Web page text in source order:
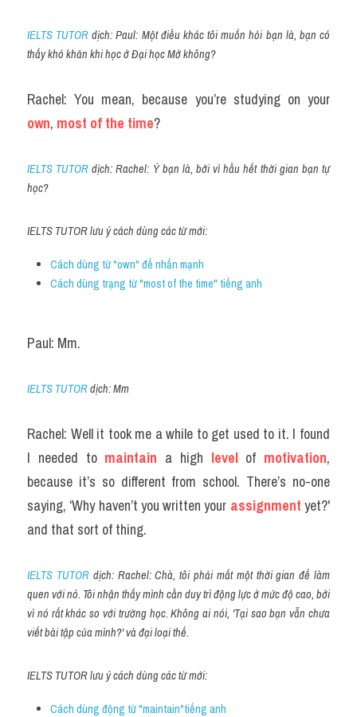
IELTS Advice
Listening
Speaking
Writing
Đề thi thật IELTS
Vocabulary
Business
IELTS TUTOR dịch: Paul: Một điều khác tôi muốn hỏi bạn là, bạn có
thấy khó khăn khi học ở Đại học Mở không?
Rachel: You mean, because you’re studying on your
own, most of the time?
IELTS TUTOR dịch: Rachel: Ý bạn là, bởi vì hầu hết thời gian bạn tự
học?
IELTS TUTOR lưu ý cách dùng các từ mới:
Cách dùng từ "own" để nhấn mạnh
Cách dùng trạng từ "most of the time" tiếng anh
Paul: Mm.
IELTS TUTOR dịch: Mm
Rachel: Well it took me a while to get used to it. I found
I needed to maintain a high level of motivation,
because it’s so different from school. There’s no-one
saying, ‘Why haven’t you written your assignment yet?'
and that sort of thing.
IELTS TUTOR dịch: Rachel: Chà, tôi phải mất một thời gian để làm
quen với nó. Tôi nhận thấy mình cần duy trì động lực ở mức độ cao, bởi
vì nó rất khác so với trường học. Không ai nói, 'Tại sao bạn vẫn chưa
viết bài tập của mình?' và đại loại thế.
IELTS TUTOR lưu ý cách dùng các từ mới:
Cách dùng động từ "maintain"tiếng anh